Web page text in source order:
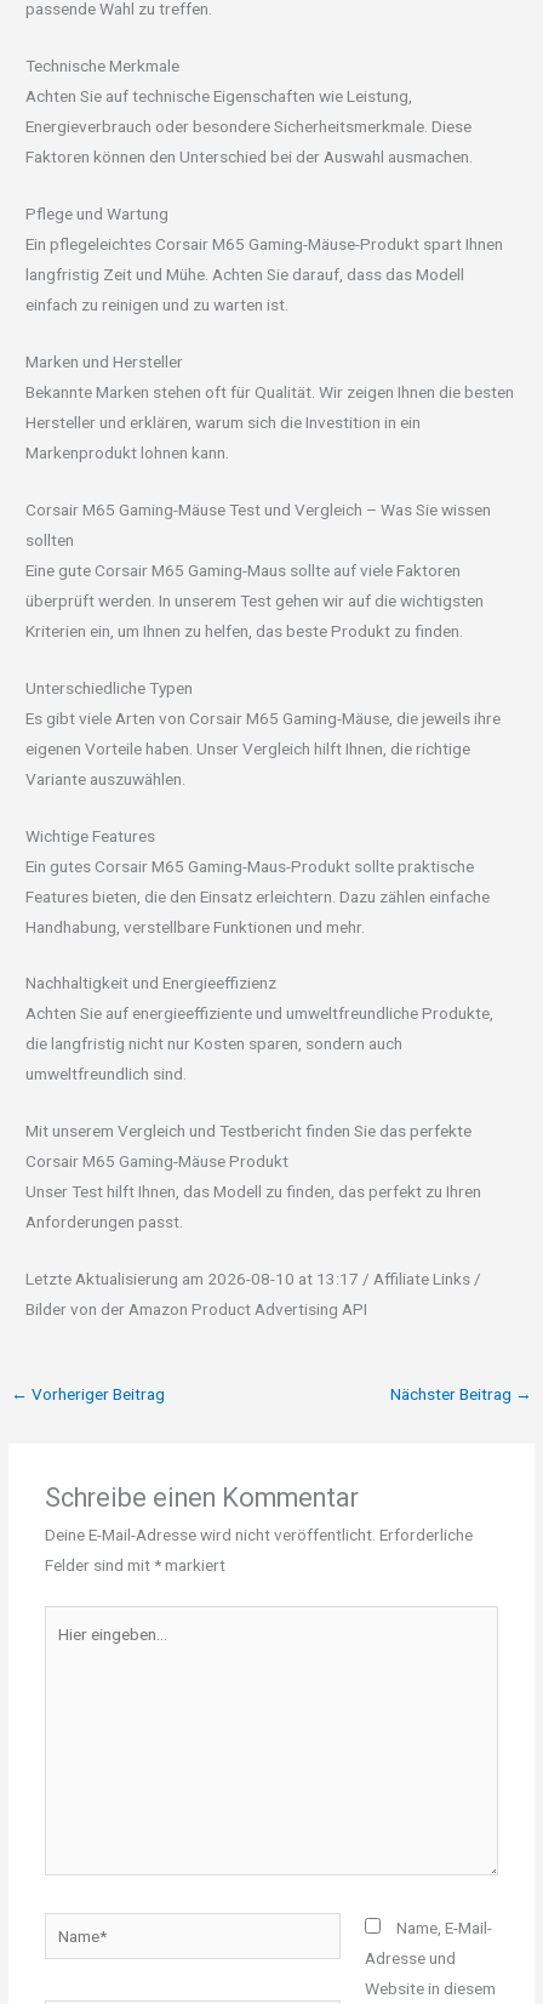
passende Wahl zu treffen.
Technische Merkmale
Achten Sie auf technische Eigenschaften wie Leistung,
Energieverbrauch oder besondere Sicherheitsmerkmale. Diese
Faktoren können den Unterschied bei der Auswahl ausmachen.
Pflege und Wartung
Ein pflegeleichtes Corsair M65 Gaming-Mäuse-Produkt spart Ihnen
langfristig Zeit und Mühe. Achten Sie darauf, dass das Modell
einfach zu reinigen und zu warten ist.
Marken und Hersteller
Bekannte Marken stehen oft für Qualität. Wir zeigen Ihnen die besten
Hersteller und erklären, warum sich die Investition in ein
Markenprodukt lohnen kann.
Corsair M65 Gaming-Mäuse Test und Vergleich – Was Sie wissen
sollten
Eine gute Corsair M65 Gaming-Maus sollte auf viele Faktoren
überprüft werden. In unserem Test gehen wir auf die wichtigsten
Kriterien ein, um Ihnen zu helfen, das beste Produkt zu finden.
Unterschiedliche Typen
Es gibt viele Arten von Corsair M65 Gaming-Mäuse, die jeweils ihre
eigenen Vorteile haben. Unser Vergleich hilft Ihnen, die richtige
Variante auszuwählen.
Wichtige Features
Ein gutes Corsair M65 Gaming-Maus-Produkt sollte praktische
Features bieten, die den Einsatz erleichtern. Dazu zählen einfache
Handhabung, verstellbare Funktionen und mehr.
Nachhaltigkeit und Energieeffizienz
Achten Sie auf energieeffiziente und umweltfreundliche Produkte,
die langfristig nicht nur Kosten sparen, sondern auch
umweltfreundlich sind.
Mit unserem Vergleich und Testbericht finden Sie das perfekte
Corsair M65 Gaming-Mäuse Produkt
Unser Test hilft Ihnen, das Modell zu finden, das perfekt zu Ihren
Anforderungen passt.
Letzte Aktualisierung am 2026-08-10 at 13:17 / Affiliate Links /
Bilder von der Amazon Product Advertising API
← Vorheriger Beitrag Nächster Beitrag →
Schreibe einen Kommentar
Deine E-Mail-Adresse wird nicht veröffentlicht. Erforderliche
Felder sind mit*markiert
eingeben…
Name, E-Mail-
Adresse und
Website in diesem